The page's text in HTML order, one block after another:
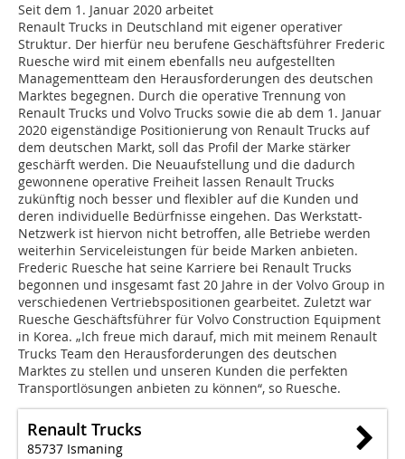
Seit dem 1. Januar 2020 arbeitet
Renault Trucks in Deutschland mit eigener operativer
Struktur. Der hierfür neu berufene Geschäftsführer Frederic
Ruesche wird mit einem ebenfalls neu aufgestellten
Managementteam den Herausforderungen des deutschen
Marktes begegnen. Durch die operative Trennung von
Renault Trucks und Volvo Trucks sowie die ab dem 1. Januar
2020 eigenständige Positionierung von Renault Trucks auf
dem deutschen Markt, soll das Profil der Marke stärker
geschärft werden. Die Neuaufstellung und die dadurch
gewonnene operative Freiheit lassen Renault Trucks
zukünftig noch besser und flexibler auf die Kunden und
deren individuelle Bedürfnisse eingehen. Das Werkstatt-
Netzwerk ist hiervon nicht betroffen, alle Betriebe werden
weiterhin Serviceleistungen für beide Marken anbieten.
Frederic Ruesche hat seine Karriere bei Renault Trucks
begonnen und insgesamt fast 20 Jahre in der Volvo Group in
verschiedenen Vertriebspositionen gearbeitet. Zuletzt war
Ruesche Geschäftsführer für Volvo Construction Equipment
in Korea. „Ich freue mich darauf, mich mit meinem Renault
Trucks Team den Herausforderungen des deutschen
Marktes zu stellen und unseren Kunden die perfekten
Transportlösungen anbieten zu können“, so Ruesche.
Renault Trucks
85737 Ismaning